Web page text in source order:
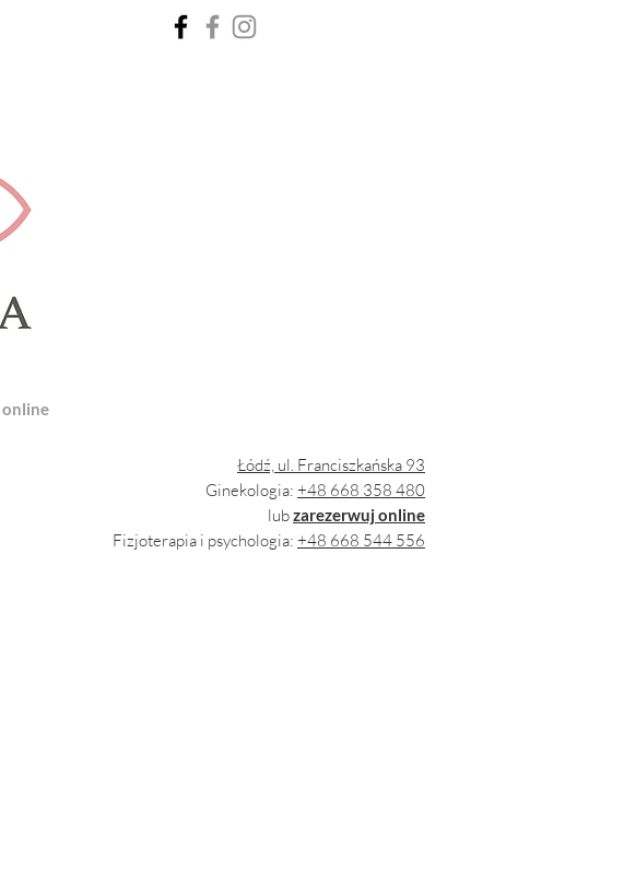
online
Łódź, ul. Franciszkańska 93
Ginekologia: +48 668 358 480
lubzarezerwuj online
Fizjoterapia i psychologia: +48 668 544 556